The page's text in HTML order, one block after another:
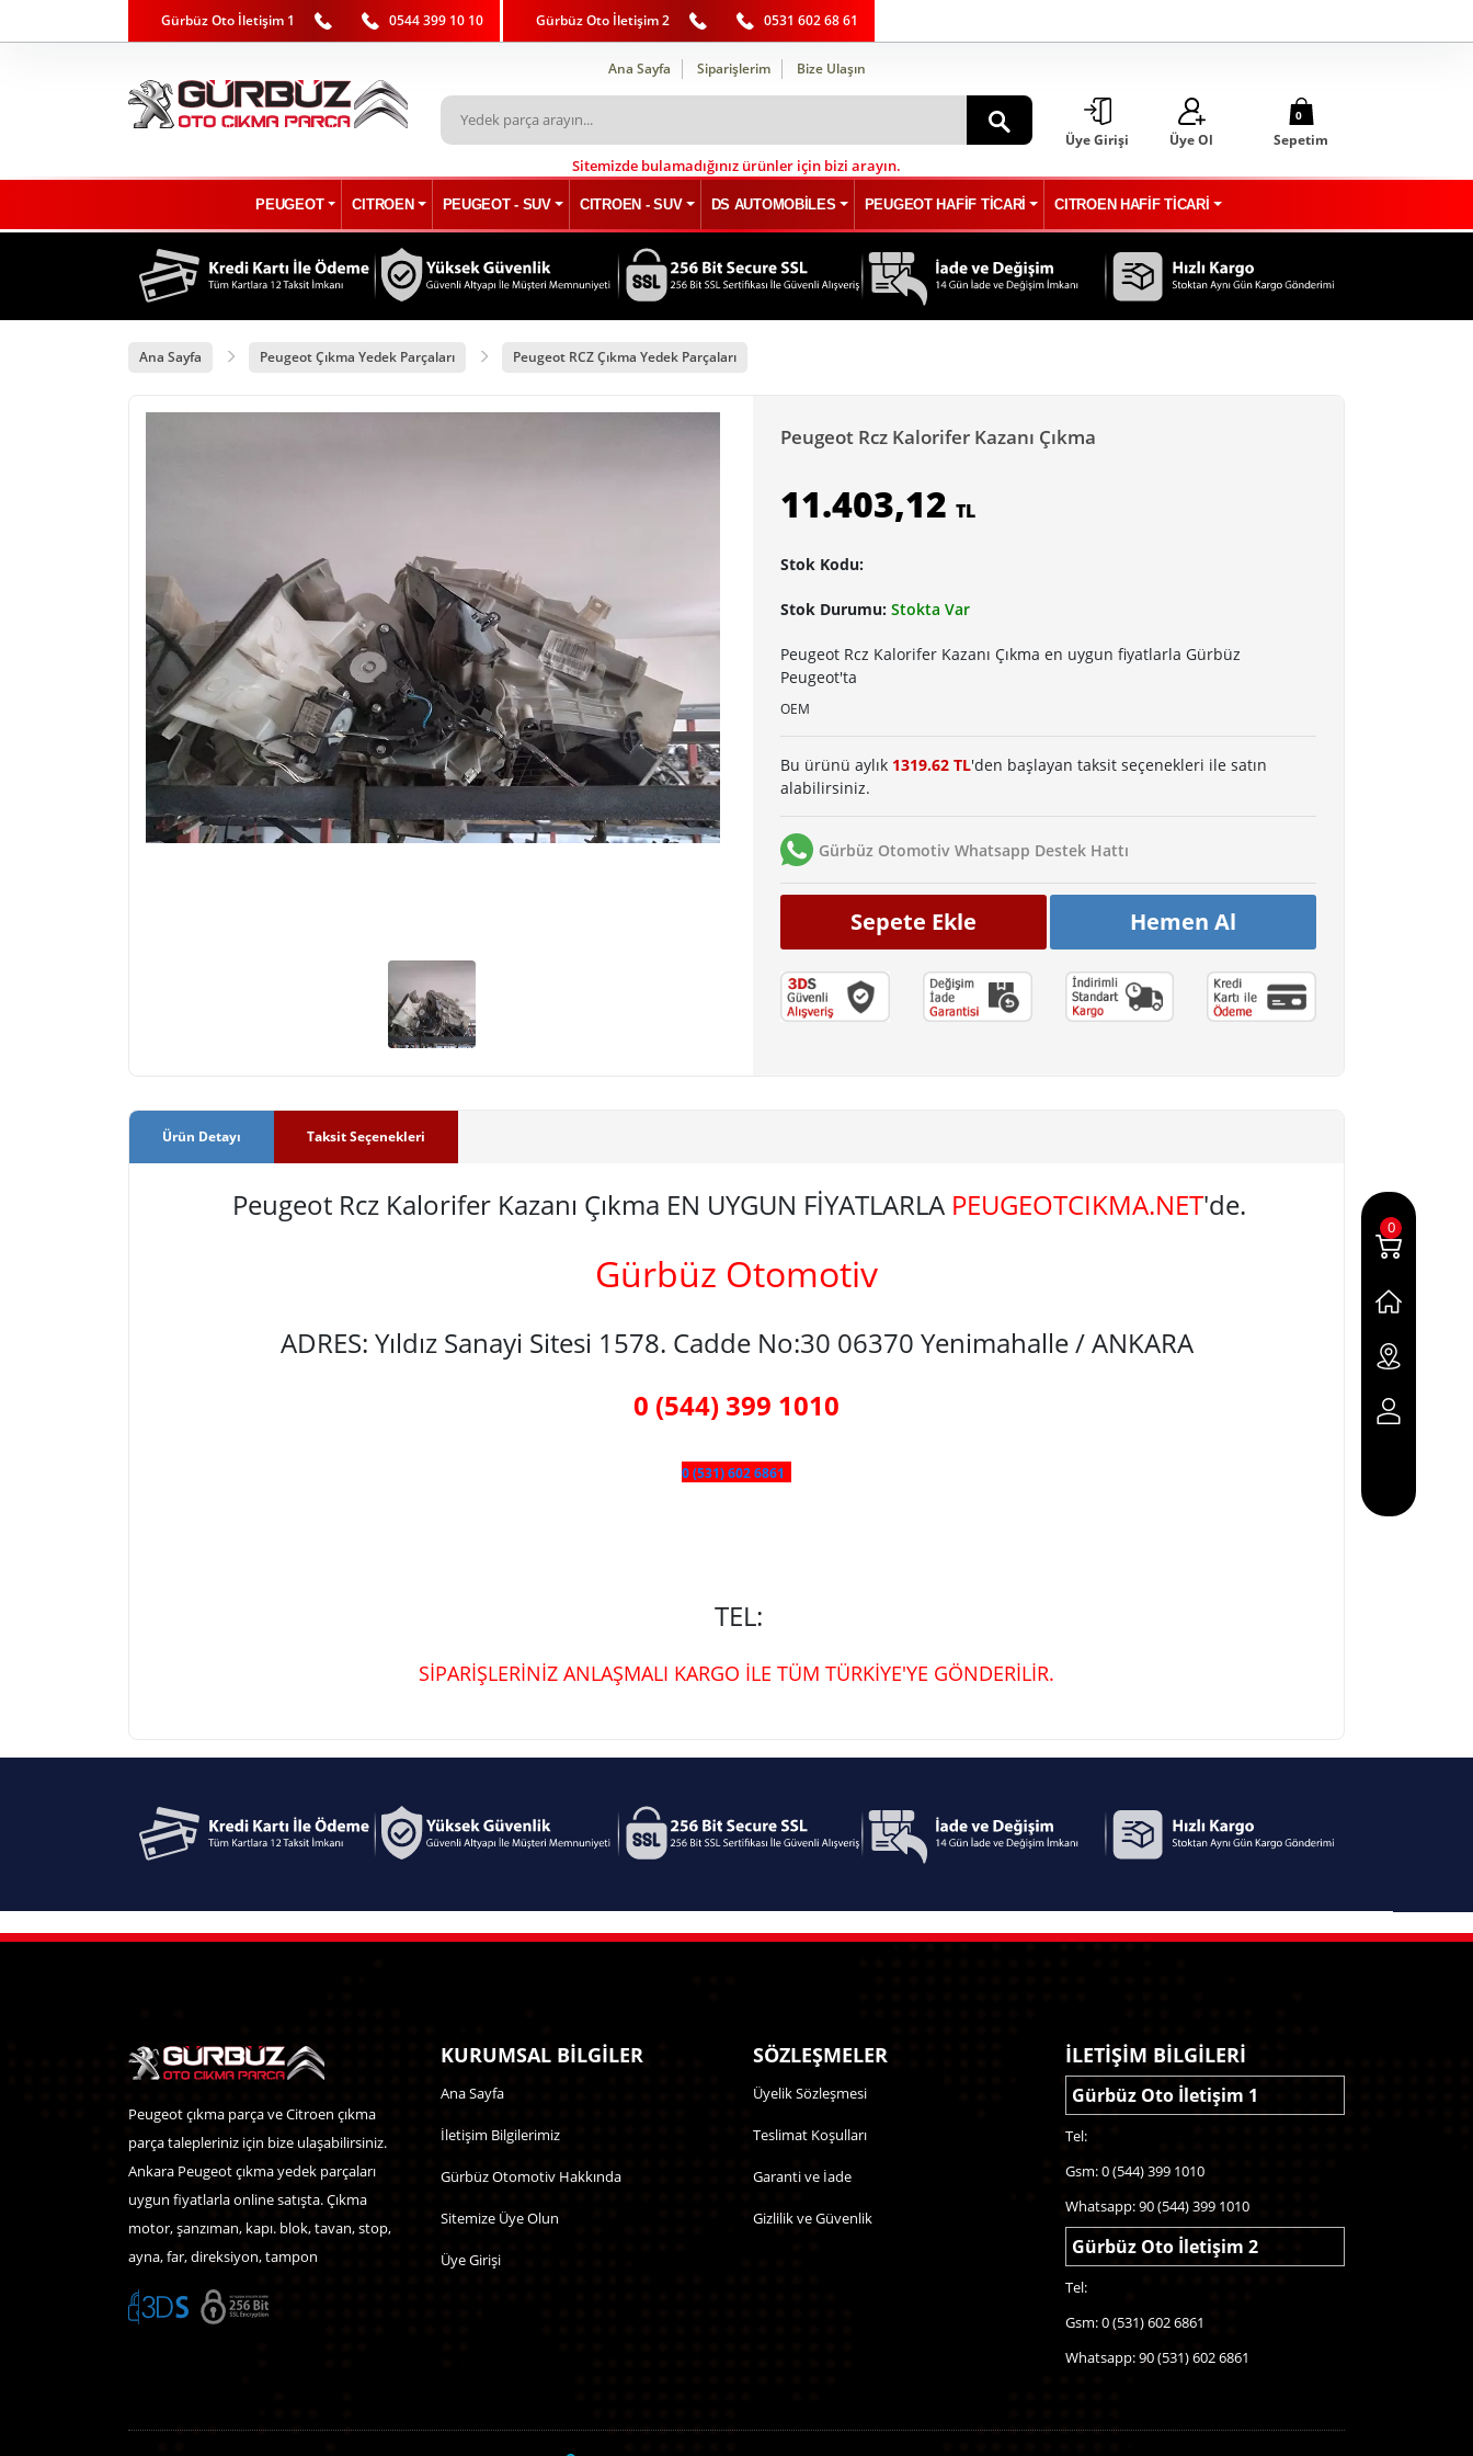
Gürbüz Oto İletişim 1 0544 399 10 10 Gürbüz Oto İletişim 2 0531 602 68 61
Ana Sayfa Siparişlerim Bize Ulaşın
Sitemizde bulamadığınız ürünler için bizi arayın.
Üye Girişi Üye Ol
0
Sepetim
PEUGEOT CITROEN PEUGEOT - SUV CITROEN - SUV DS AUTOMOBİLES PEUGEOT HAFİF TİCARİ CITROEN HAFİF TİCARİ
Ana Sayfa Peugeot Çıkma Yedek Parçaları Peugeot RCZ Çıkma Yedek Parçaları
Peugeot Rcz Kalorifer Kazanı Çıkma
11.403,12 TL
Stok Kodu:
Stok Durumu: Stokta Var
Peugeot Rcz Kalorifer Kazanı Çıkma en uygun fiyatlarla Gürbüz
Peugeot'ta
OEM
Bu ürünü aylık 1319.62 TL'den başlayan taksit seçenekleri ile satın
alabilirsiniz.
Gürbüz Otomotiv Whatsapp Destek Hattı
Sepete Ekle Hemen Al
Ürün Detayı Taksit Seçenekleri
Peugeot Rcz Kalorifer Kazanı Çıkma EN UYGUN FİYATLARLA PEUGEOTCIKMA.NET'de.
Gürbüz Otomotiv
ADRES: Yıldız Sanayi Sitesi 1578. Cadde No:30 06370 Yenimahalle / ANKARA
0 (544) 399 1010
0 (531) 602 6861
TEL:
SİPARİŞLERİNİZ ANLAŞMALI KARGO İLE TÜM TÜRKİYE'YE GÖNDERİLİR.
0
Peugeot çıkma parça ve Citroen çıkma
parça talepleriniz için bize ulaşabilirsiniz.
Ankara Peugeot çıkma yedek parçaları
uygun fiyatlarla online satışta. Çıkma
motor, şanzıman, kapı. blok, tavan, stop,
ayna, far, direksiyon, tampon
KURUMSAL BİLGİLER
Ana Sayfa
İletişim Bilgilerimiz
Gürbüz Otomotiv Hakkında
Sitemize Üye Olun
Üye Girişi
SÖZLEŞMELER
Üyelik Sözleşmesi
Teslimat Koşulları
Garanti ve İade
Gizlilik ve Güvenlik
İLETİŞİM BİLGİLERİ
Gürbüz Oto İletişim 1
Tel:
Gsm: 0 (544) 399 1010
Whatsapp: 90 (544) 399 1010
Gürbüz Oto İletişim 2
Tel:
Gsm: 0 (531) 602 6861
Whatsapp: 90 (531) 602 6861